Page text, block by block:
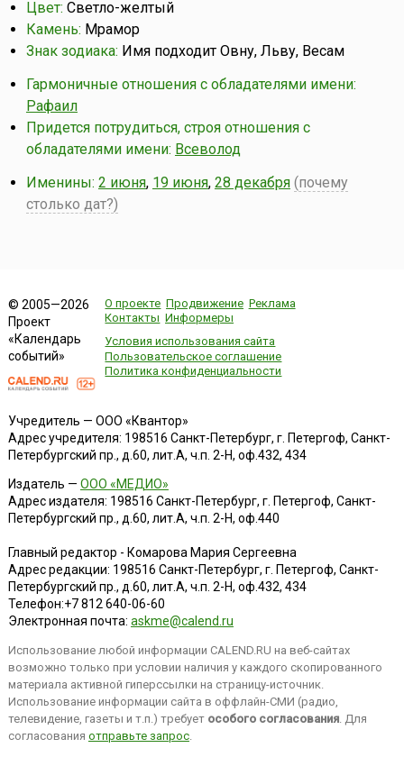
Цвет: Светло-желтый
Камень: Мрамор
Знак зодиака: Имя подходит Овну, Льву, Весам
Гармоничные отношения с обладателями имени:
Рафаил
Придется потрудиться, строя отношения с
обладателями имени: Всеволод
Именины: 2 июня, 19 июня, 28 декабря (почему
столько дат?)
© 2005—2026
Проект
«Календарь
событий»
О проекте Продвижение Реклама
Контакты Информеры
Условия использования сайта
Пользовательское соглашение
Политика конфиденциальности
Учредитель — ООО «Квантор»
Адрес учредителя: 198516 Санкт-Петербург, г. Петергоф, Санкт-
Петербургский пр., д.60, лит.А, ч.п. 2-Н, оф.432, 434
Издатель — ООО «МЕДИО»
Адрес издателя: 198516 Санкт-Петербург, г. Петергоф, Санкт-
Петербургский пр., д.60, лит.А, ч.п. 2-Н, оф.440
Главный редактор - Комарова Мария Сергеевна
Адрес редакции: 198516 Санкт-Петербург, г. Петергоф, Санкт-
Петербургский пр., д.60, лит.А, ч.п. 2-Н, оф.432, 434
Телефон:+7 812 640-06-60
Электронная почта: askme@calend.ru
Использование любой информации CALEND.RU на веб-сайтах
возможно только при условии наличия у каждого скопированного
материала активной гиперссылки на страницу-источник.
Использование информации сайта в оффлайн-СМИ (радио,
телевидение, газеты и т.п.) требует особого согласования. Для
согласования отправьте запрос.